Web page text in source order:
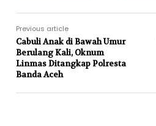
Previous article
Cabuli Anak di Bawah Umur
Berulang Kali, Oknum
Linmas Ditangkap Polresta
Banda Aceh